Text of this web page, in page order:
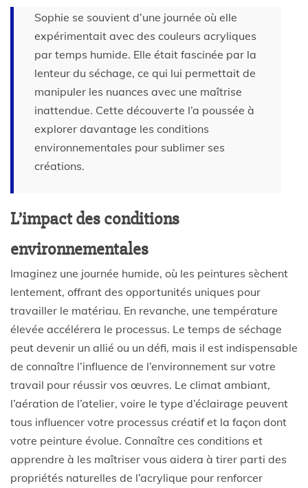
Sophie se souvient d’une journée où elle
expérimentait avec des couleurs acryliques
par temps humide. Elle était fascinée par la
lenteur du séchage, ce qui lui permettait de
manipuler les nuances avec une maîtrise
inattendue. Cette découverte l’a poussée à
explorer davantage les conditions
environnementales pour sublimer ses
créations.
L’impact des conditions
environnementales
Imaginez une journée humide, où les peintures sèchent
lentement, offrant des opportunités uniques pour
travailler le matériau. En revanche, une température
élevée accélérera le processus. Le temps de séchage
peut devenir un allié ou un défi, mais il est indispensable
de connaître l’influence de l’environnement sur votre
travail pour réussir vos œuvres. Le climat ambiant,
l’aération de l’atelier, voire le type d’éclairage peuvent
tous influencer votre processus créatif et la façon dont
votre peinture évolue. Connaître ces conditions et
apprendre à les maîtriser vous aidera à tirer parti des
propriétés naturelles de l’acrylique pour renforcer